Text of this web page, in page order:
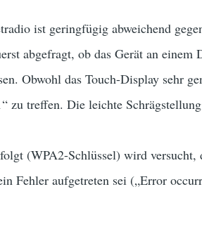
ist geringfügig abweichend
abgefragt, ob das Gerät an
Obwohl das Touch-Display sehr
zu treffen. Die leichte
(WPA2-Schlüssel) wird
Fehler aufgetreten sei („Error